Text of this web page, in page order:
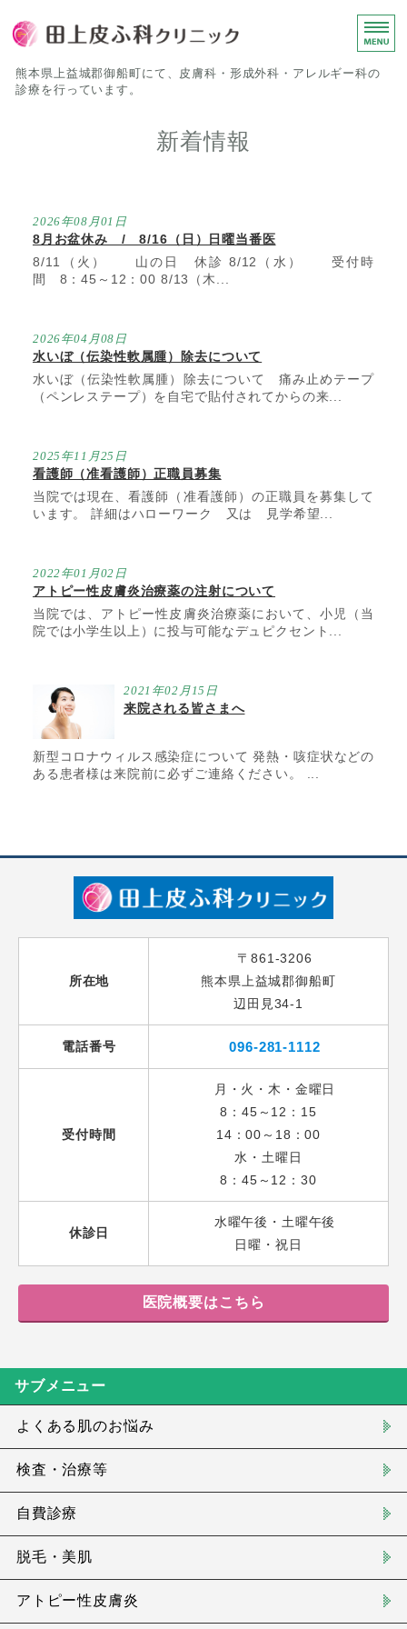
田上皮ふ
熊本県上益城郡御船町にて、皮膚科・形成外科・アレルギー科の
診療を行っています。
医院概要
新着情報
2026年08月01日
8月お盆休み / 8/16（日）日曜当番医
8/11（火） 山の日 休診 8/12（水） 受付時
間 8：45～12：00 8/13（木...
2026年04月08日
水いぼ（伝染性軟属腫）除去について
水いぼ（伝染性軟属腫）除去について 痛み止めテープ
（ペンレステープ）を自宅で貼付されてからの来...
2025年11月25日
看護師（准看護師）正職員募集
当院では現在、看護師（准看護師）の正職員を募集して
います。 詳細はハローワーク 又は 見学希望...
2022年01月02日
アトピー性皮膚炎治療薬の注射について
当院では、アトピー性皮膚炎治療薬において、小児（当
院では小学生以上）に投与可能なデュピクセント...
2021年02月15日
来院される皆さまへ
新型コロナウィルス感染症について 発熱・咳症状などの
ある患者様は来院前に必ずご連絡ください。 ...
所在地
〒861-3206
熊本県上益城郡御船町
辺田見34-1
電話番号 096-281-1112
受付時間
月・火・木・金曜日
8：45～12：15
14：00～18：00
水・土曜日
8：45～12：30
休診日
水曜午後・土曜午後
日曜・祝日
医院概要はこちら
サブメニュー
よくある肌のお悩み
検査・治療等
自費診療
脱毛・美肌
アトピー性皮膚炎